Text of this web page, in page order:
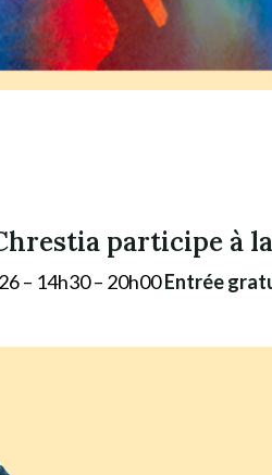
participe à
– 14h30 – 20h00Entrée